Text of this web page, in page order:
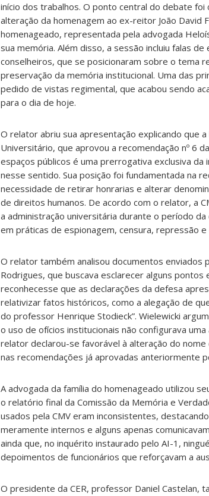
início dos trabalhos. O ponto central do debate
alteração da homenagem ao ex-reitor João David
homenageado, representada pela advogada
sua memória. Além disso, a sessão incluiu falas
conselheiros, que se posicionaram sobre o tema
preservação da memória institucional. Uma das
pedido de vistas regimental, que acabou sendo
para o dia de hoje.
O relator abriu sua apresentação explicando que
Universitário, que aprovou a recomendação nº 6
espaços públicos é uma prerrogativa exclusiva
nesse sentido. Sua posição foi fundamentada na
necessidade de retirar honrarias e alterar
de direitos humanos. De acordo com o relator, a
a administração universitária durante o período
em práticas de espionagem, censura, repressão
O relator também analisou documentos enviados
Rodrigues, que buscava esclarecer alguns pontos
reconhecesse que as declarações da defesa
relativizar fatos históricos, como a alegação de
do professor Henrique Stodieck”. Wielewicki
o uso de ofícios institucionais não configurava
relator declarou-se favorável à alteração do nome
nas recomendações já aprovadas anteriormente
A advogada da família do homenageado utilizou
o relatório final da Comissão da Memória e
usados pela CMV eram inconsistentes,
meramente internos e alguns apenas
ainda que, no inquérito instaurado pelo AI-1,
depoimentos de funcionários que reforçavam a
O presidente da CER, professor Daniel Castelan,